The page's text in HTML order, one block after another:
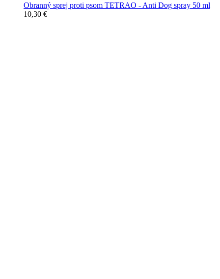
Obranný sprej proti psom TETRAO - Anti Dog spray 50 ml
10,30 €